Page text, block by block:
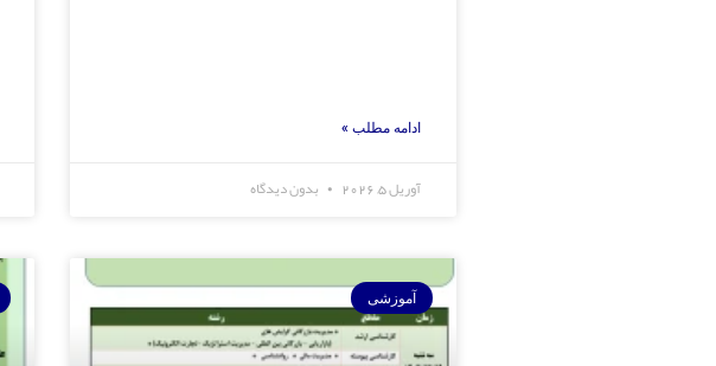
ادامه مطلب »
آوریل 5, 2026 بدون دیدگاه
آموزشی